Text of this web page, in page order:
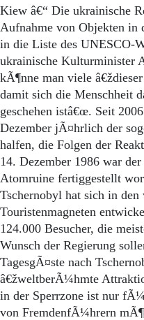
Berlin-
Danzig
Kiew â€“ Die ukrainische
Aufnahme von Objekten in
in die Liste des UNESCO-
ukrainische Kulturminister
kÃ¶nne man viele
damit sich die Menschheit
geschehen istâ€œ. Seit
Dezember jÃ¤hrlich der
halfen, die Folgen der
14. Dezember 1986 war
Atomruine fertiggestellt
Tschernobyl hat sich in den
Touristenmagneten
124.000 Besucher, die
Wunsch der Regierung
TagesgÃ¤ste nach
â€žweltberÃ¼hmte
in der Sperrzone ist nur
von FremdenfÃ¼hrern